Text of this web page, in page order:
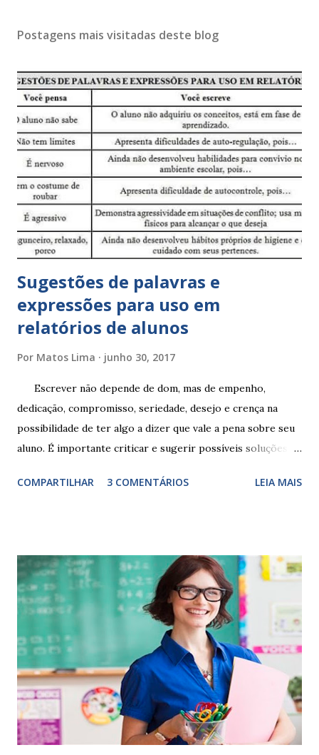
Postagens mais visitadas deste blog
Sugestões de palavras e
expressões para uso em
relatórios de alunos
Por Matos Lima junho 30, 2017
Escrever não depende de dom, mas de empenho,
dedicação, compromisso, seriedade, desejo e crença na
possibilidade de ter algo a dizer que vale a pena sobre seu
aluno. É importante criticar e sugerir possíveis soluções.
exercitação. E encontrar a melhor maneira de expressar o
sempre as intervenções feitas para ações apresentadas,
isso ressalta trabalho. SUGESTÕES DE PALAVRAS E
EXPRESSÕES PARA USO EM RELATÓRIOS Você pensa Você
escreve O aluno não sabe O aluno não adquiriu os
conceitos, está em fase de aprendizado. Não tem limites
Apresenta dificuldades de auto-regulação, pois… É nervoso
Ainda não desenvolveu habilidades para convívio no
ambiente...
COMPARTILHAR 3 COMENTÁRIOS LEIA MAIS